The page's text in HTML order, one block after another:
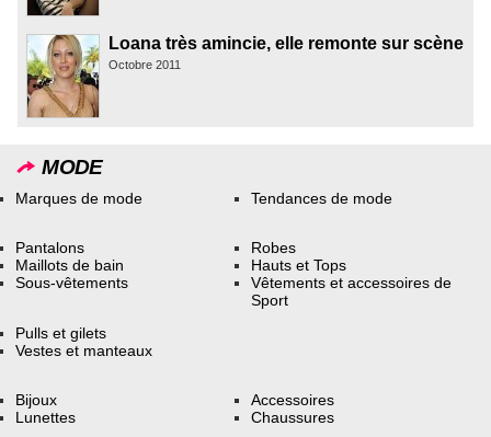
Loana très amincie, elle remonte sur scène
Octobre 2011
MODE
Marques de mode Tendances de mode
Pantalons
Maillots de bain
Sous-vêtements
Robes
Hauts et Tops
Vêtements et accessoires de
Sport
Pulls et gilets
Vestes et manteaux
Bijoux
Lunettes
Accessoires
Chaussures